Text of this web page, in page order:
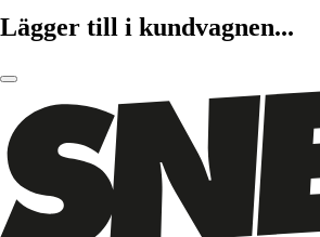
Lägger till i kundvagnen...